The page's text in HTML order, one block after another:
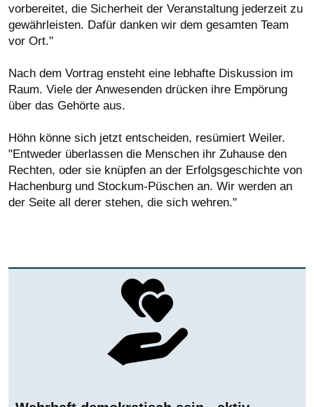
vorbereitet, die Sicherheit der Veranstaltung jederzeit zu
gewährleisten. Dafür danken wir dem gesamten Team
vor Ort."
Nach dem Vortrag ensteht eine lebhafte Diskussion im
Raum. Viele der Anwesenden drücken ihre Empörung
über das Gehörte aus.
Höhn könne sich jetzt entscheiden, resümiert Weiler.
"Entweder überlassen die Menschen ihr Zuhause den
Rechten, oder sie knüpfen an der Erfolgsgeschichte von
Hachenburg und Stockum-Püschen an. Wir werden an
der Seite all derer stehen, die sich wehren."